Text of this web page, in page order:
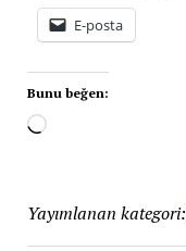
E-posta
Bunu beğen:
Yayımlanan kategori: